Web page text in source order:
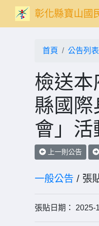
彰化縣寶山國
首頁 公告列表
檢送本
縣國際
會」活
上一則公告
一般公告 / 張
張貼日期：